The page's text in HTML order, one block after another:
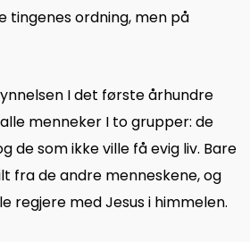
tingenes ordning, men på
I det første århundre
menneker I to grupper: de
de som ikke ville få evig liv. Bare
fra de andre menneskene, og
regjere med Jesus i himmelen.